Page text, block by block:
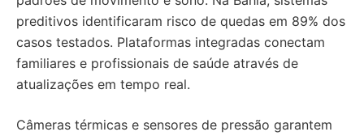
preditivos identificaram risco de quedas em 89% dos
casos testados. Plataformas integradas conectam
familiares e profissionais de saúde através de
atualizações em tempo real.
Câmeras térmicas e sensores de pressão garantem